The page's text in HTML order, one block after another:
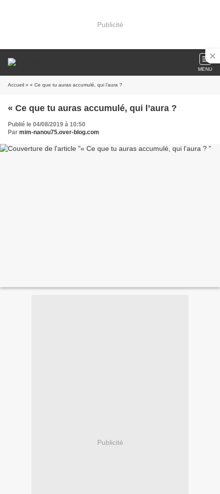
Publicité
MENU
Accueil » « Ce que tu auras accumulé, qui l’aura ?
« Ce que tu auras accumulé, qui l’aura ?
Publié le 04/08/2019 à 10:50
Par mim-nanou75.over-blog.com
Publicité